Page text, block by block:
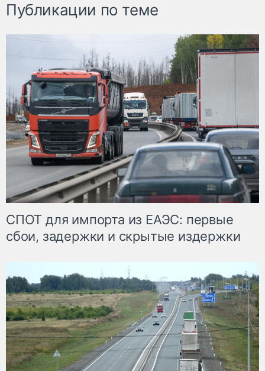
Публикации по теме
СПОТ для импорта из ЕАЭС: первые
сбои, задержки и скрытые издержки